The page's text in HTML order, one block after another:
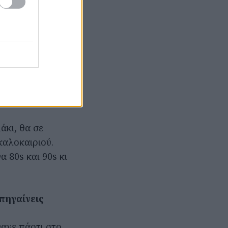
και τη
και τα
θα σε
80s και 90s κι